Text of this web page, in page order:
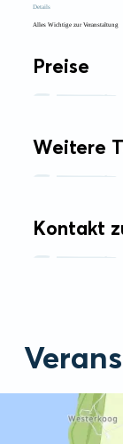
Details
Alles Wichtige zur Veranstaltung
Preise
Weitere
Kontakt